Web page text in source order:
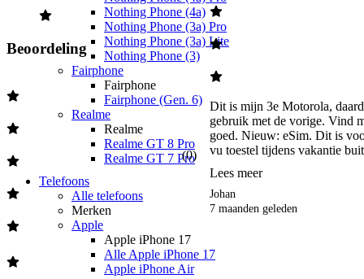
Nothing Phone (4a)
Nothing Phone (3a) Pro
Nothing Phone (3a) Lite
Nothing Phone (3)
Fairphone
Fairphone
Fairphone (Gen. 6)
Realme
Realme
Realme GT 8 Pro
Realme GT 7 Pro
Telefoons
Alle telefoons
Merken
Apple
Apple iPhone 17
Alle Apple iPhone 17
Apple iPhone Air
Beoordeling
(0)
Dit is mijn 3e Motorola,
gebruik met de vorige. Vind
goed. Nieuw: eSim. Dit is
vu toestel tijdens vakantie
Lees meer
Johan
7 maanden geleden